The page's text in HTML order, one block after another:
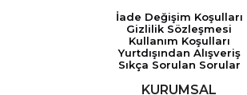
İade Değişim Koşulları
Gizlilik Sözleşmesi
Kullanım Koşulları
Yurtdışından Alışveriş
Sıkça Sorulan Sorular
KURUMSAL